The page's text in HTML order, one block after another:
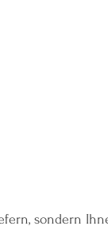
sondern